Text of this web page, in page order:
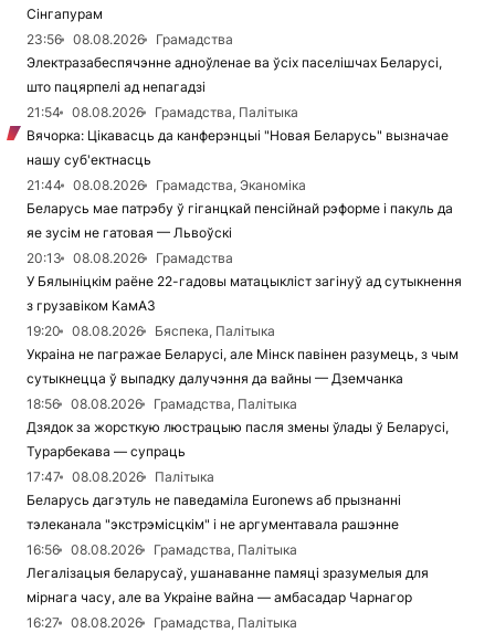
Сінгапурам
23:56
08.08.2026
Грамадства
Электразабеспячэнне адноўленае ва ўсіх паселішчах Беларусі,
што пацярпелі ад непагадзі
21:54
08.08.2026
Грамадства, Палітыка
Вячорка: Цікавасць да канферэнцыі "Новая Беларусь" вызначае
нашу суб'ектнасць
21:44
08.08.2026
Грамадства, Эканоміка
Беларусь мае патрэбу ў гіганцкай пенсійнай рэформе і пакуль да
яе зусім не гатовая — Львоўскі
20:13
08.08.2026
Грамадства
У Бялыніцкім раёне 22-гадовы матацыкліст загінуў ад сутыкнення
з грузавіком КамАЗ
19:20
08.08.2026
Бяспека, Палітыка
Украіна не пагражае Беларусі, але Мінск павінен разумець, з чым
сутыкнецца ў выпадку далучэння да вайны — Дземчанка
18:56
08.08.2026
Грамадства, Палітыка
Дзядок за жорсткую люстрацыю пасля змены ўлады ў Беларусі,
Турарбекава — супраць
17:47
08.08.2026
Палітыка
Беларусь дагэтуль не паведаміла Euronews аб прызнанні
тэлеканала "экстрэмісцкім" і не аргументавала рашэнне
16:56
08.08.2026
Грамадства, Палітыка
Легалізацыя беларусаў, ушанаванне памяці зразумелыя для
мірнага часу, але ва Украіне вайна — амбасадар Чарнагор
16:27
08.08.2026
Грамадства, Палітыка